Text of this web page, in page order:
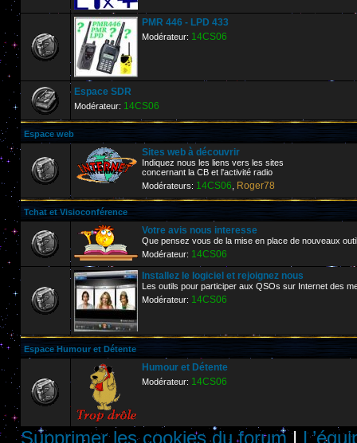
PMR 446 - LPD 433
Modérateur: 14CS06
Espace SDR
Modérateur: 14CS06
Espace web
Sites web à découvrir
Indiquez nous les liens vers les sites
concernant la CB et l'activité radio
Modérateurs: 14CS06 Roger78
Tchat et Visioconférence
Votre avis nous interesse
Que pensez vous de la mise en place de nouveaux
Modérateur: 14CS06
Installez le logiciel et rejoignez nous
Les outils pour participer aux QSOs sur Internet des
Modérateur: 14CS06
Espace Humour et Détente
Humour et Détente
Modérateur: 14CS06
Supprimer les cookies du forum|